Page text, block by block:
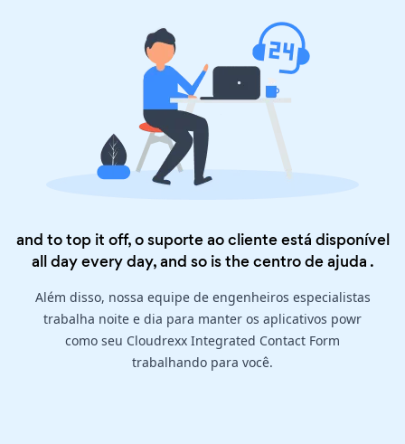
and to top it off, o suporte ao cliente está disponível
all day every day, and so is thecentro de ajuda .
Além disso, nossa equipe de engenheiros especialistas
trabalha noite e dia para manter os aplicativos powr
como seu Cloudrexx Integrated Contact Form
trabalhando para você.